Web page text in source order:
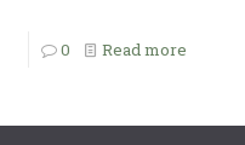
0 Read more